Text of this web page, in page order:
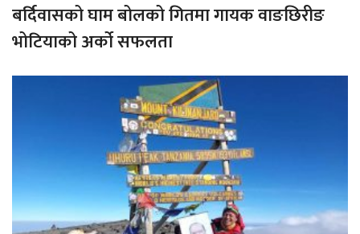
बर्दिवासको घाम बोलको गितमा गायक वाङछिरीङ
भोटियाको अर्को सफलता